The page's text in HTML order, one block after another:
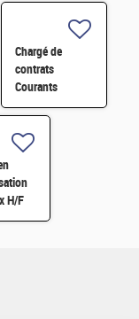
Chargé de
contrats
Courants
Faibles (CFA)
H/F